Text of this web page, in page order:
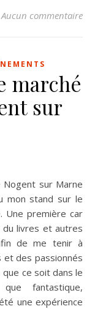
Aucun commentaire
marché
sur
mon stand sur le
Une première car
du livres et autres
de me tenir à
des passionnés
ce soit dans le
fantastique,
une expérience